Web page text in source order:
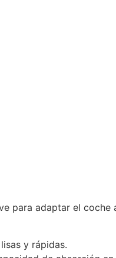
para adaptar el coche
y rápidas.